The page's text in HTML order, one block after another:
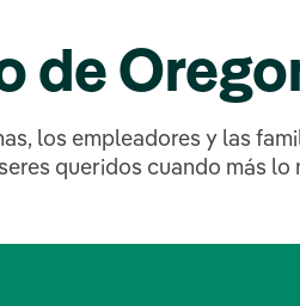
de
los empleadores y las
queridos cuando más lo